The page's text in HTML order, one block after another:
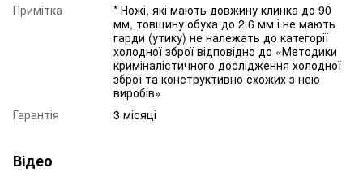
Примітка
* Ножі, які мають довжину клинка до 90
мм, товщину обуха до 2.6 мм і не мають
гарди (утику) не належать до категорії
холодної зброї відповідно до «Методики
криміналістичного дослідження холодної
зброї та конструктивно схожих з нею
виробів»
Гарантія
3 місяці
Відео